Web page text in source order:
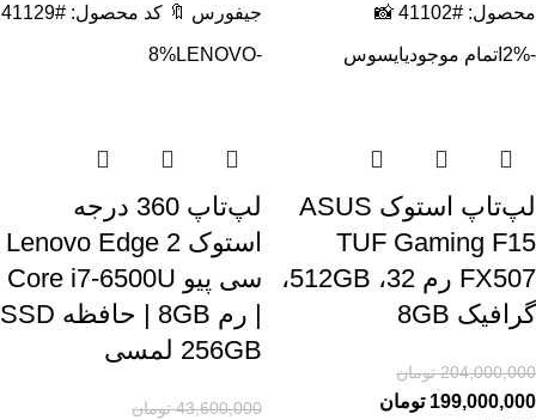
محصول: #41102 📸
جیفورس 🔖 کد محصول: #41129
-2% اتمام موجودیایسوس
لپ‌تاپ استوک ASUS
TUF Gaming F15
FX507 رم 32، 512GB،
گرافیک 8GB
204,000,000 تومان
199,000,000 تومان
-8%
LENOVO
لپ‌تاپ 360 درجه
استوک Lenovo Edge 2
سی پیو Core i7-6500U
| رم 8GB | حافظه SSD
256GB لمسی
43,600,000 تومان